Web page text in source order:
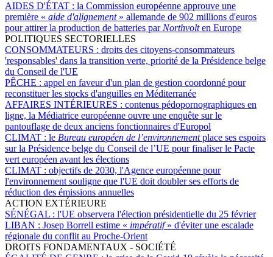
AIDES D'ÉTAT : la Commission européenne approuve une
première « aide d'alignement » allemande de 902 millions d'euros
pour attirer la production de batteries par Northvolten Europe
POLITIQUES SECTORIELLES
CONSOMMATEURS : droits des citoyens-consommateurs
'responsables' dans la transition verte, priorité de la Présidence belge
du Conseil de l'UE
PÊCHE : appel en faveur d'un plan de gestion coordonné pour
reconstituer les stocks d'anguilles en Méditerranée
AFFAIRES INTÉRIEURES : contenus pédopornographiques en
ligne, la Médiatrice européenne ouvre une enquête sur le
pantouflage de deux anciens fonctionnaires d'Europol
CLIMAT : le Bureau européen de l’environnementplace ses espoirs
sur la Présidence belge du Conseil de l’UE pour finaliser le Pacte
vert européen avant les élections
CLIMAT : objectifs de 2030, l'Agence européenne pour
l'environnement souligne que l'UE doit doubler ses efforts de
réduction des émissions annuelles
ACTION EXTÉRIEURE
SÉNÉGAL : l'UE observera l'élection présidentielle du 25 février
LIBAN : Josep Borrell estime « impératif» d'éviter une escalade
régionale du conflit au Proche-Orient
DROITS FONDAMENTAUX - SOCIÉTÉ